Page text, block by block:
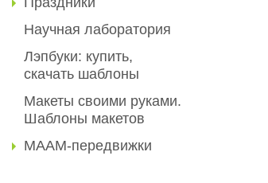
Научная лаборатория
Лэпбуки: купить,
скачать шаблоны
Макеты своими руками.
Шаблоны макетов
МААМ-передвижки